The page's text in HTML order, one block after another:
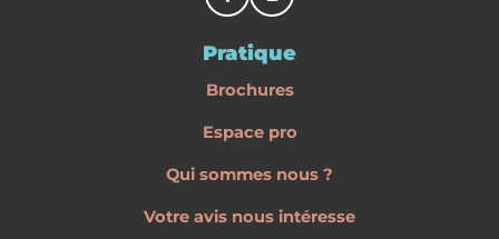
Pratique
Brochures
Espace pro
Qui sommes nous ?
Votre avis nous intéresse